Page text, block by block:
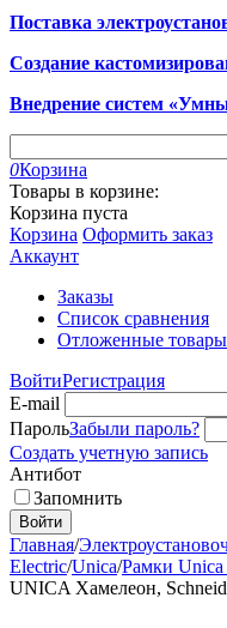
Поставка
Создание
Внедрение систем
0Корзина
Товары в корзине:
Корзина пуста
Корзина Оформить заказ
Аккаунт
Заказы
Список сравнения
Отложенные товары
ВойтиРегистрация
E-mail
ПарольЗабыли пароль?
Создать учетную запись
Антибот
Запомнить
Войти
Главная/
Electric/Unica/Рамки
UNICA Хамелеон,